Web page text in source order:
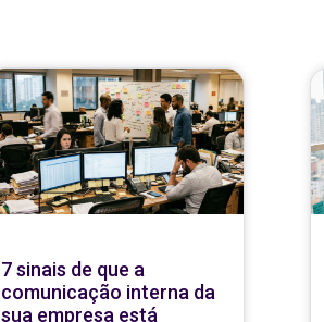
7 sinais de que a
comunicação interna da
sua empresa está